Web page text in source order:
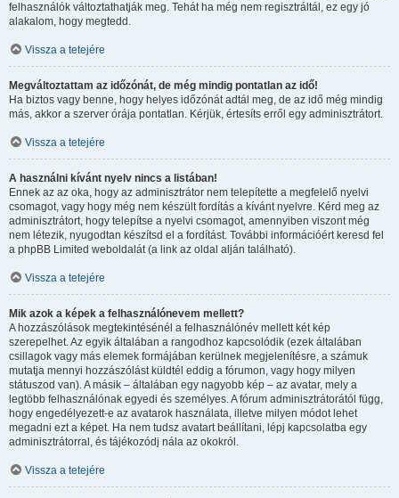
felhasználók változtathatják meg. Tehát ha még nem regisztráltál, ez egy jó
alakalom, hogy megtedd.
Vissza a tetejére
Megváltoztattam az időzónát, de még mindig pontatlan az idő!
Ha biztos vagy benne, hogy helyes időzónát adtál meg, de az idő még mindig
más, akkor a szerver órája pontatlan. Kérjük, értesíts erről egy adminisztrátort.
Vissza a tetejére
A használni kívánt nyelv nincs a listában!
Ennek az az oka, hogy az adminisztrátor nem telepítette a megfelelő nyelvi
csomagot, vagy hogy még nem készült fordítás a kívánt nyelvre. Kérd meg az
adminisztrátort, hogy telepítse a nyelvi csomagot, amennyiben viszont még
nem létezik, nyugodtan készítsd el a fordítást. További információért keresd fel
a phpBB Limited weboldalát (a link az oldal alján található).
Vissza a tetejére
Mik azok a képek a felhasználónevem mellett?
A hozzászólások megtekintésénél a felhasználónév mellett két kép
szerepelhet. Az egyik általában a rangodhoz kapcsolódik (ezek általában
csillagok vagy más elemek formájában kerülnek megjelenítésre, a számuk
mutatja mennyi hozzászólást küldtél eddig a fórumon, vagy hogy milyen
státuszod van). A másik – általában egy nagyobb kép – az avatar, mely a
legtöbb felhasználónak egyedi és személyes. A fórum adminisztrátorától függ,
hogy engedélyezett-e az avatarok használata, illetve milyen módot lehet
megadni ezt a képet. Ha nem tudsz avatart beállítani, lépj kapcsolatba egy
adminisztrátorral, és tájékozódj nála az okokról.
Vissza a tetejére